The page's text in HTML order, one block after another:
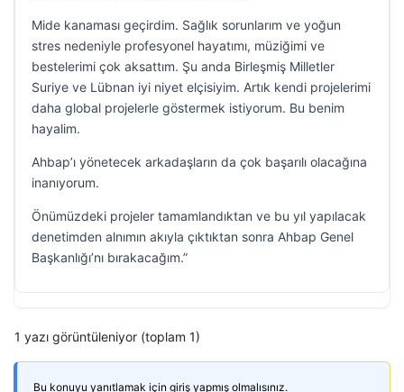
Mide kanaması geçirdim. Sağlık sorunlarım ve yoğun
stres nedeniyle profesyonel hayatımı, müziğimi ve
bestelerimi çok aksattım. Şu anda Birleşmiş Milletler
Suriye ve Lübnan iyi niyet elçisiyim. Artık kendi projelerimi
daha global projelerle göstermek istiyorum. Bu benim
hayalim.
Ahbap’ı yönetecek arkadaşların da çok başarılı olacağına
inanıyorum.
Önümüzdeki projeler tamamlandıktan ve bu yıl yapılacak
denetimden alnımın akıyla çıktıktan sonra Ahbap Genel
Başkanlığı’nı bırakacağım.”
1 yazı görüntüleniyor (toplam 1)
Bu konuyu yanıtlamak için giriş yapmış olmalısınız.